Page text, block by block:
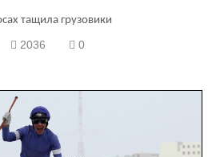
тащила грузовики
2036 0